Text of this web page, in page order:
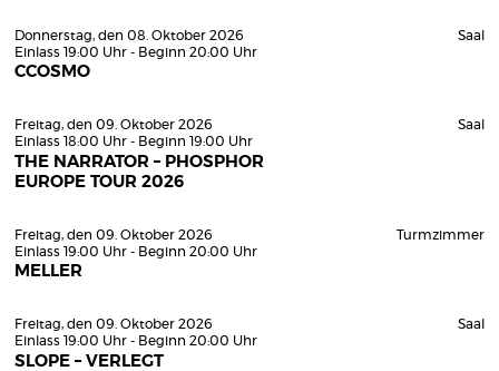
Donnerstag, den 08. Oktober 2026
Einlass 19:00 Uhr - Beginn 20:00 Uhr
CCOSMO
Saal
Freitag, den 09. Oktober 2026
Einlass 18:00 Uhr - Beginn 19:00 Uhr
THE NARRATOR – PHOSPHOR
EUROPE TOUR 2026
Saal
Freitag, den 09. Oktober 2026
Einlass 19:00 Uhr - Beginn 20:00 Uhr
MELLER
Turmzimmer
Freitag, den 09. Oktober 2026
Einlass 19:00 Uhr - Beginn 20:00 Uhr
SLOPE – VERLEGT
Saal